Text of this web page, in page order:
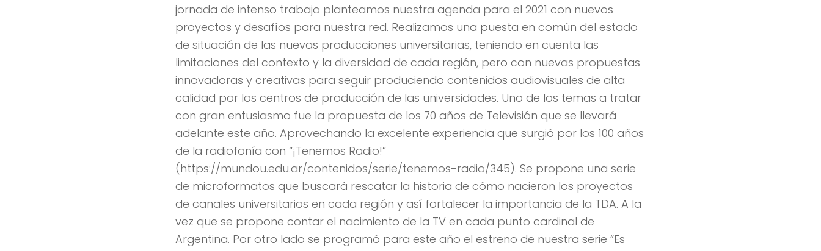
jornada de intenso trabajo planteamos nuestra agenda para el 2021 con nuevos
proyectos y desafíos para nuestra red. Realizamos una puesta en común del estado
de situación de las nuevas producciones universitarias, teniendo en cuenta las
limitaciones del contexto y la diversidad de cada región, pero con nuevas propuestas
innovadoras y creativas para seguir produciendo contenidos audiovisuales de alta
calidad por los centros de producción de las universidades. Uno de los temas a tratar
con gran entusiasmo fue la propuesta de los 70 años de Televisión que se llevará
adelante este año. Aprovechando la excelente experiencia que surgió por los 100 años
de la radiofonía con “¡Tenemos Radio!”
(https://mundou.edu.ar/contenidos/serie/tenemos-radio/345). Se propone una serie
de microformatos que buscará rescatar la historia de cómo nacieron los proyectos
de canales universitarios en cada región y así fortalecer la importancia de la TDA. A la
vez que se propone contar el nacimiento de la TV en cada punto cardinal de
Argentina. Por otro lado se programó para este año el estreno de nuestra serie “Es